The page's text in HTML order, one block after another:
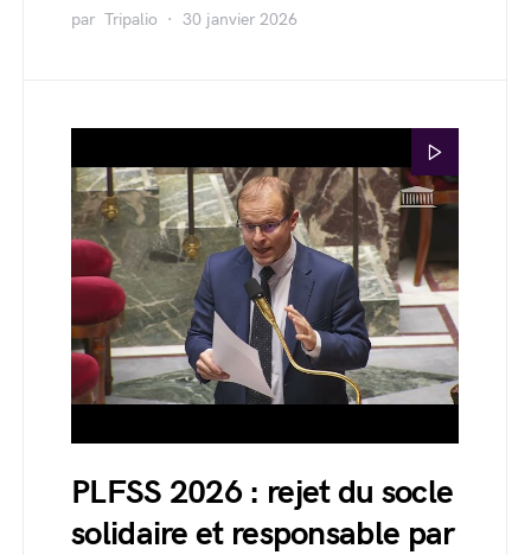
par Tripalio 30 janvier 2026
PLFSS 2026 : rejet du socle
solidaire et responsable par